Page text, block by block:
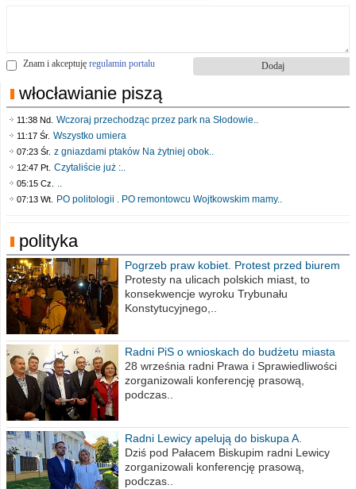
Znam i akceptuję regulamin portalu
włocławianie piszą
11:38 Nd. Wczoraj przechodząc przez park na Słodowie..
11:17 Śr. Wszystko umiera
07:23 Śr. z gniazdami ptaków Na żytniej obok..
12:47 Pt. Czytaliście już :..
05:15 Cz. ..
07:13 Wt. PO politologii . PO remontowcu Wojtkowskim mamy..
polityka
Pogrzeb praw kobiet. Protest przed biurem
poselskim PiS
Protesty na ulicach polskich miast, to
konsekwencje wyroku Trybunału
Konstytucyjnego,..
Radni PiS o wnioskach do budżetu miasta
na 2021 rok
28 września radni Prawa i Sprawiedliwości
zorganizowali konferencję prasową,
podczas..
Radni Lewicy apelują do biskupa A.
Wiesława Meringa
Dziś pod Pałacem Biskupim radni Lewicy
zorganizowali konferencję prasową,
podczas..